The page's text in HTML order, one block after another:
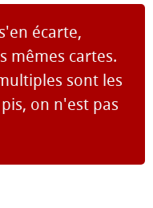
écarte,
mêmes cartes.
sont les
on n'est pas